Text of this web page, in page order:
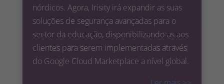
nórdicos. Agora, Irisity irá expandir as suas
soluções de segurança avançadas para o
sector da educação, disponibilizando-as aos
clientes para serem implementadas através
do Google Cloud Marketplace a nível global.